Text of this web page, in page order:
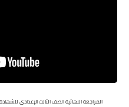
المراجعة النهائية الصف الثالث الإعدادى